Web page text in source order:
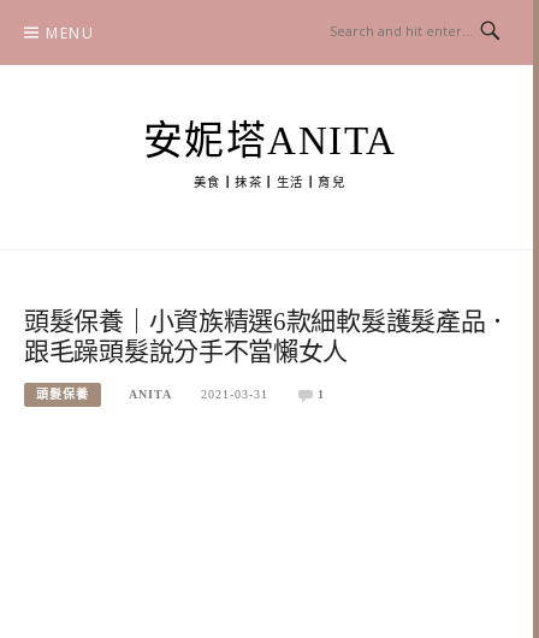
content
MENU
安妮塔ANITA
美食┃抹茶┃生活┃育兒
頭髮保養｜小資族精選6款細軟髮護髮產品．
跟毛躁頭髮說分手不當懶女人
頭髮保養 ANITA 2021-03-31 1